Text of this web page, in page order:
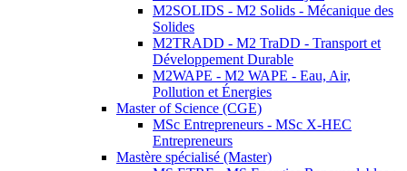
M2SOLIDS - M2 Solids - Mécanique des
Solides
M2TRADD - M2 TraDD - Transport et
Développement Durable
M2WAPE - M2 WAPE - Eau, Air,
Pollution et Énergies
Master of Science (CGE)
MSc Entrepreneurs - MSc X-HEC
Entrepreneurs
Mastère spécialisé (Master)